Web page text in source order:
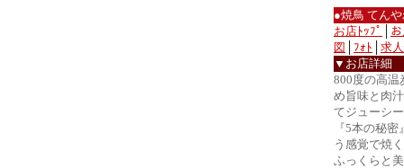
●焼鳥 てん
お店ﾄｯﾌﾟ
図
ﾌｫﾄ
求
▼お店詳細
800度の高温
め旨味と肉
てジューシ
『5本の秘
う感覚で焼
ふっくらと